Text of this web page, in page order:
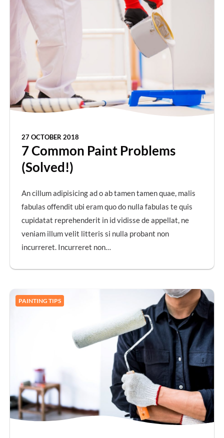
27 OCTOBER 2018
7 Common Paint Problems
(Solved!)
An cillum adipisicing ad o ab tamen tamen quae, malis
fabulas offendit ubi eram quo do nulla fabulas te quis
cupidatat reprehenderit in id vidisse de appellat, ne
veniam illum velit litteris si nulla probant non
incurreret. Incurreret non…
PAINTING TIPS